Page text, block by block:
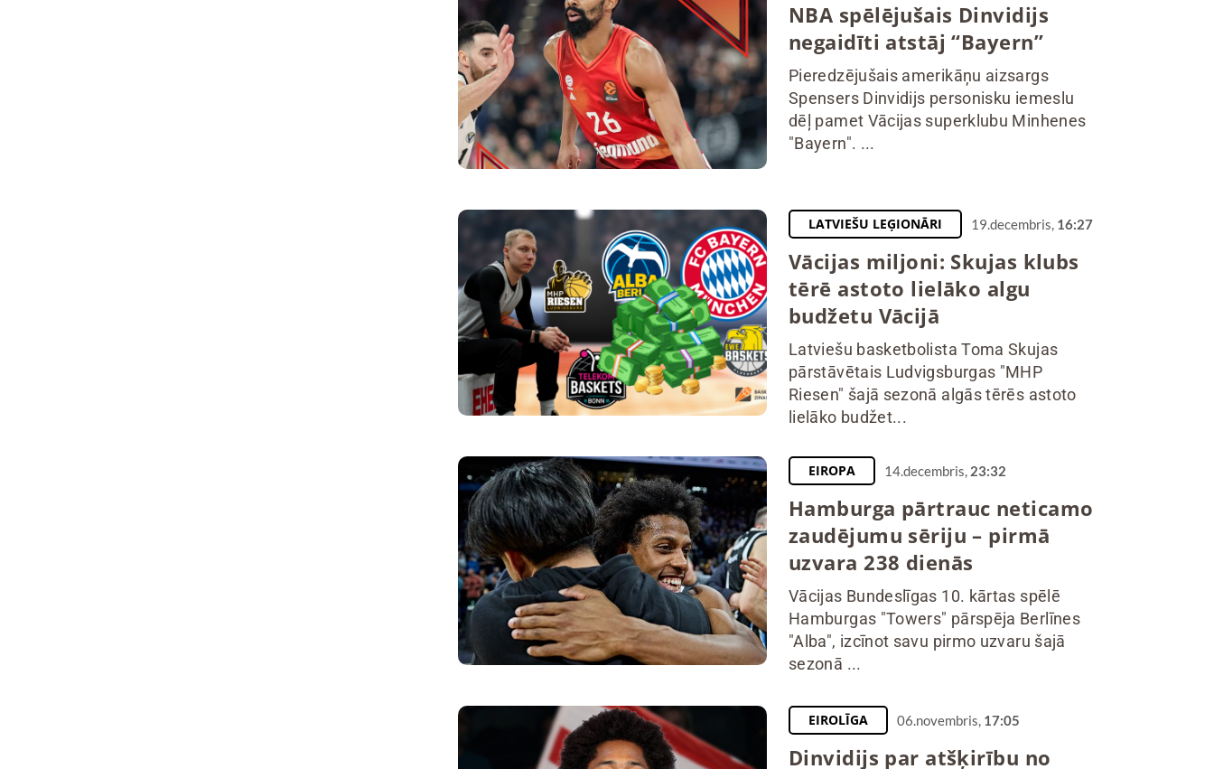
NBA spēlējušais Dinvidijs
negaidīti atstāj “Bayern”
Pieredzējušais amerikāņu aizsargs
Spensers Dinvidijs personisku iemeslu
dēļ pamet Vācijas superklubu Minhenes
"Bayern". ...
LATVIEŠU LEĢIONĀRI 19.decembris, 16:27
Vācijas miljoni: Skujas klubs
tērē astoto lielāko algu
budžetu Vācijā
Latviešu basketbolista Toma Skujas
pārstāvētais Ludvigsburgas "MHP
Riesen" šajā sezonā algās tērēs astoto
lielāko budžet...
EIROPA 14.decembris, 23:32
Hamburga pārtrauc neticamo
zaudējumu sēriju – pirmā
uzvara 238 dienās
Vācijas Bundeslīgas 10. kārtas spēlē
Hamburgas "Towers" pārspēja Berlīnes
"Alba", izcīnot savu pirmo uzvaru šajā
sezonā ...
EIROLĪGA 06.novembris, 17:05
Dinvidijs par atšķirību no